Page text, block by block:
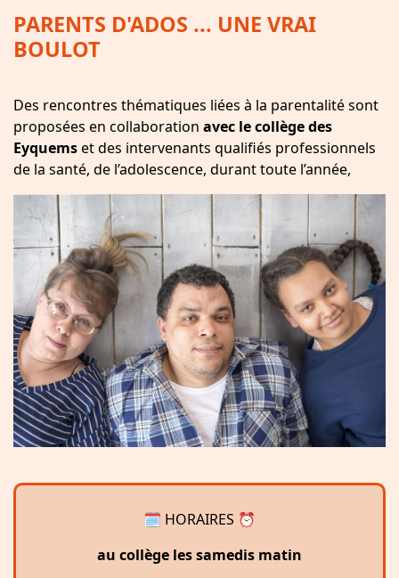
PARENTS D'ADOS ... UNE VRAI
BOULOT
Des rencontres thématiques liées à la parentalité sont
proposées en collaboration avec le collège des
Eyquemset des intervenants qualifiés professionnels
de la santé, de l’adolescence, durant toute l’année,
🗓 HORAIRES ⏰
au collège les samedis matin